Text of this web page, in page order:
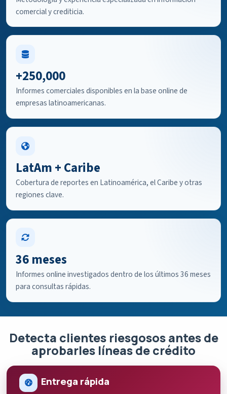
comercial y crediticia.
+250,000
Informes comerciales disponibles en la base online de
empresas latinoamericanas.
LatAm + Caribe
Cobertura de reportes en Latinoamérica, el Caribe y otras
regiones clave.
36 meses
Informes online investigados dentro de los últimos 36 meses
para consultas rápidas.
Detecta clientes riesgosos antes de
aprobarles líneas de crédito
Entrega rápida